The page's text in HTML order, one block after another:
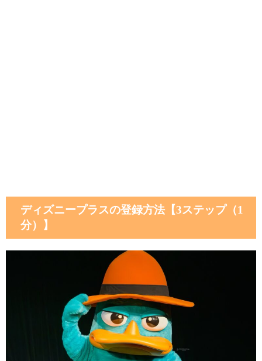
ディズニープラスの登録方法【3ステップ（1
分）】